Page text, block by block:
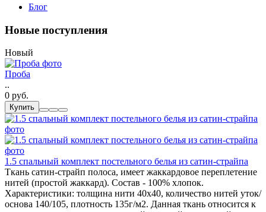
Блог
Новые поступления
Новый
Проба
..
0 руб.
Купить
1.5 спальный комплект постельного белья из сатин-страйпа
Ткань сатин-страйп полоса, имеет жаккардовое переплетение
нитей (простой жаккард). Состав - 100% хлопок.
Характеристики: толщина нити 40х40, количество нитей уток/
основа 140/105, плотность 135г/м2. Данная ткань относится к